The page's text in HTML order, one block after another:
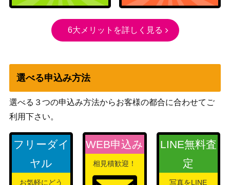
[Foil]裏切りの棘、ヴラスカ/Vraska, B
etrayal’s Sting 337 ボーダーレス [ON
（ファイレ
クシア：完
一）
女魔術師の存在/Enchantress’s Presen
ce[ONS]《日》
（オンスロ
ート）
300
（ニクスへ
ドラコリッチ、エボンデス/Ebondeat
（フォーゴ
400
6大メリットを詳しく見る
選べる申込み方法
選べる３つの申込み方法からお客様の都合に合わせてご
利用下さい。
フリーダイ
ヤル
お気軽にどう
WEB申込み
相見積歓迎！
LINE無料査
定
写真をLINE